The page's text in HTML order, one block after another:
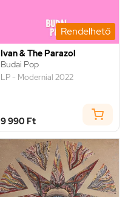
Rendelhető
Ivan & The Parazol
Budai Pop
LP - Modernial 2022
9 990 Ft